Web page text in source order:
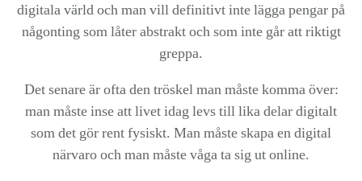
digitala värld och man vill definitivt inte lägga pengar på
någonting som låter abstrakt och som inte går att riktigt
greppa.
Det senare är ofta den tröskel man måste komma över:
man måste inse att livet idag levs till lika delar digitalt
som det gör rent fysiskt. Man måste skapa en digital
närvaro och man måste våga ta sig ut online.